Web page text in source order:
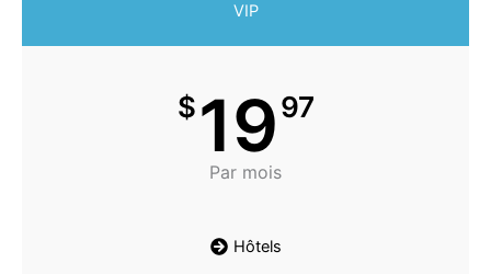
VIP
$1997
Par mois
Hôtels